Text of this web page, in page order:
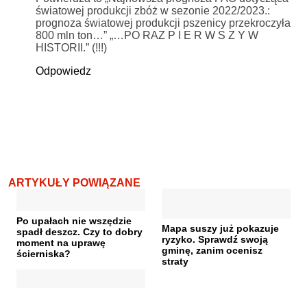
światowej produkcji zbóż w sezonie 2022/2023.:
prognoza światowej produkcji pszenicy przekroczyła
800 mln ton…” „…PO RAZ P I E R W S Z Y W
HISTORII.” (!!!)
Odpowiedz
ARTYKUŁY POWIĄZANE
Po upałach nie wszędzie
spadł deszcz. Czy to dobry
moment na uprawę
ścierniska?
Mapa suszy już pokazuje
ryzyko. Sprawdź swoją
gminę, zanim ocenisz
straty